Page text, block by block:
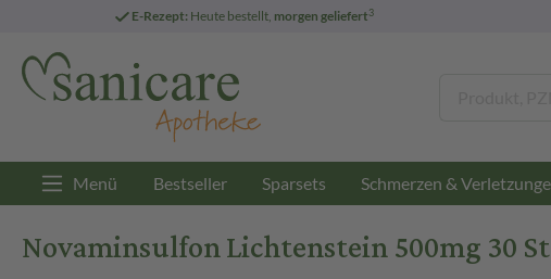
E-Rezept: Heute bestellt, morgen geliefert3
Menü Bestseller Sparsets Schmerzen &
Novaminsulfon Lichtenstein 500mg 30